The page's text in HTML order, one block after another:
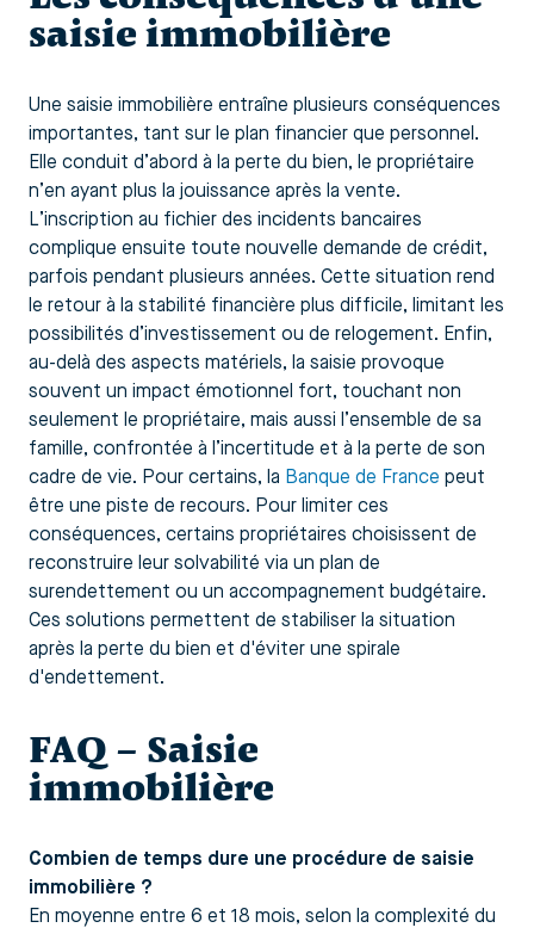
saisie immobilière
Une saisie immobilière entraîne plusieurs conséquences
importantes, tant sur le plan financier que personnel.
Elle conduit d’abord à la perte du bien, le propriétaire
n’en ayant plus la jouissance après la vente.
L’inscription au fichier des incidents bancaires
complique ensuite toute nouvelle demande de crédit,
parfois pendant plusieurs années. Cette situation rend
le retour à la stabilité financière plus difficile, limitant les
possibilités d’investissement ou de relogement. Enfin,
au-delà des aspects matériels, la saisie provoque
souvent un impact émotionnel fort, touchant non
seulement le propriétaire, mais aussi l’ensemble de sa
famille, confrontée à l’incertitude et à la perte de son
cadre de vie. Pour certains, la Banque de France peut
être une piste de recours. Pour limiter ces
conséquences, certains propriétaires choisissent de
reconstruire leur solvabilité via un plan de
surendettement ou un accompagnement budgétaire.
Ces solutions permettent de stabiliser la situation
après la perte du bien et d'éviter une spirale
d'endettement.
FAQ – Saisie
immobilière
Combien de temps dure une procédure de saisie
immobilière ?
En moyenne entre 6 et 18 mois, selon la complexité du